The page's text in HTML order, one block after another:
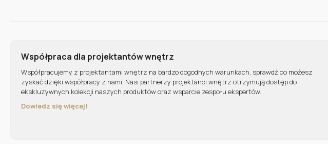
Współpraca dla projektantów wnętrz
Współpracujemy z projektantami wnętrz na bardzo dogodnych warunkach, sprawdź co możesz
zyskać dzięki współpracy z nami. Nasi partnerzy projektanci wnętrz otrzymują dostęp do
ekskluzywnych kolekcji naszych produktów oraz wsparcie zespołu ekspertów.
Dowiedz się więcej!